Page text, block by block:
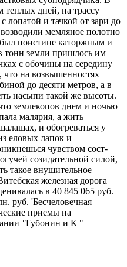
теплых дней, на трассу
лопатой и тачкой от зари до
мемляное полотно
поистине каторжным и
тонн земли пришлось им
с обочины на середину
что на возвышенностях
до десяти метров, а в
насыпи такой же высоты.
землекопов днем и ночью
малярия, а жить
и обогреваться у
еловых лапок и
чувством сост­
созидательной силой,
такое внушительное
железная дорога
в 40 845 065 руб.
руб. 'Бесчеловечная
приемы на
"Губонин и К "